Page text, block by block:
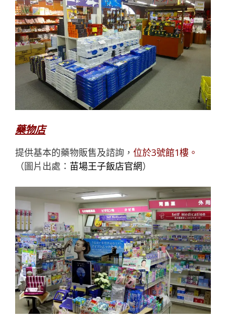
藥物店
提供基本的藥物販售及諮詢， 位於3號館1樓。
（圖片出處： 苗場王子飯店官網）